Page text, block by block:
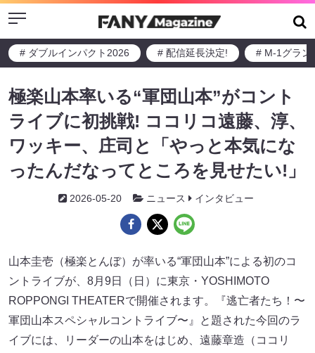
Menu
# ダブルインパクト2026 # 配信延長決定! # M-1グラン
極楽山本率いる“軍団山本”がコント
ライブに初挑戦! ココリコ遠藤、淳、
ワッキー、庄司と「やっと本気にな
ったんだなってところを見せたい!」
2026-05-20 ニュース インタビュー
山本圭壱（極楽とんぼ）が率いる“軍団山本”による初のコ
ントライブが、8月9日（日）に東京・YOSHIMOTO
ROPPONGI THEATERで開催されます。『逃亡者たち！〜
軍団山本スペシャルコントライブ〜』と題された今回のラ
イブには、リーダーの山本をはじめ、遠藤章造（ココリ